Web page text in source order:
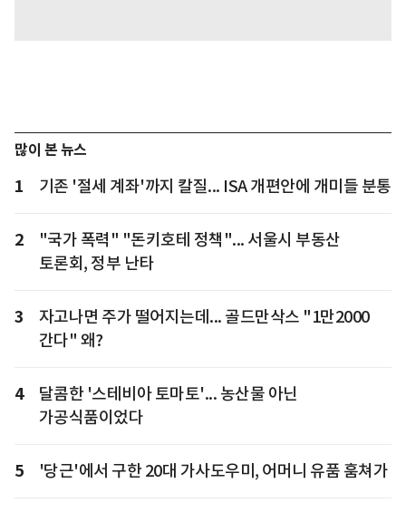
많이 본 뉴스
1 기존 '절세 계좌'까지 칼질... ISA 개편안에 개미들 분통
2
"국가 폭력" "돈키호테 정책"... 서울시 부동산
토론회, 정부 난타
3
자고나면 주가 떨어지는데... 골드만삭스 "1만2000
간다" 왜?
4
달콤한 '스테비아 토마토'... 농산물 아닌
가공식품이었다
5 '당근'에서 구한 20대 가사도우미, 어머니 유품 훔쳐가